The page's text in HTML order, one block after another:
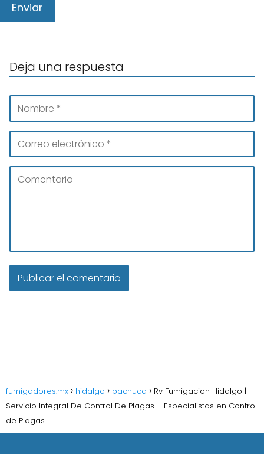
Deja una respuesta
fumigadores.mx hidalgo pachuca
Rv Fumigacion Hidalgo |
Servicio Integral De Control De Plagas – Especialistas en Control
de Plagas